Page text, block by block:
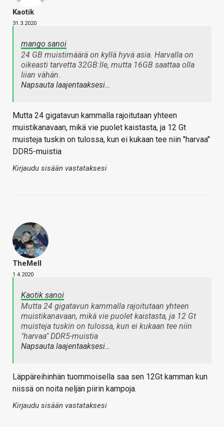
Kaotik
31.3.2020
mango sanoi
24 GB muistimäärä on kyllä hyvä asia. Harvalla on
oikeasti tarvetta 32GB:lle, mutta 16GB saattaa olla
liian vähän.
Napsauta laajentaaksesi…
Mutta 24 gigatavun kammalla rajoitutaan yhteen
muistikanavaan, mikä vie puolet kaistasta, ja 12 Gt
muisteja tuskin on tulossa, kun ei kukaan tee niin "harvaa"
DDR5-muistia
Kirjaudu sisään vastataksesi
TheMeII
1.4.2020
Kaotik sanoi
Mutta 24 gigatavun kammalla rajoitutaan yhteen
muistikanavaan, mikä vie puolet kaistasta, ja 12 Gt
muisteja tuskin on tulossa, kun ei kukaan tee niin
"harvaa" DDR5-muistia
Napsauta laajentaaksesi…
Läppäreihinhän tuommoisella saa sen 12Gt kamman kun
niissä on noita neljän piirin kampoja.
Kirjaudu sisään vastataksesi